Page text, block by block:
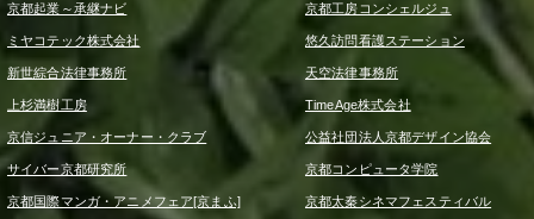
京都起業～承継ナビ 京都工房コンシェルジュ
ミヤコテック株式会社 悠久訪問看護ステーション
新世綜合法律事務所 天空法律事務所
上杉満樹工房 TimeAge株式会社
京信ジュニア・オーナー・クラブ 公益社団法人京都デザイン協会
サイバー京都研究所 京都コンピュータ学院
京都国際マンガ・アニメフェア[京まふ] 京都太秦シネマフェスティバル